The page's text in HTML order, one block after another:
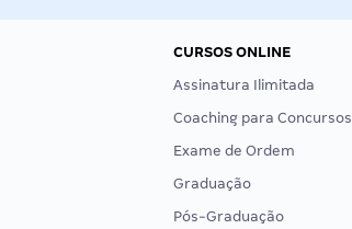
CURSOS ONLINE
Assinatura Ilimitada
Coaching para Concursos
Exame de Ordem
Graduação
Pós-Graduação